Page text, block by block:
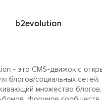
b2evolution
- это CMS-движок с
блогов/социальных сетей,
множество блогов,